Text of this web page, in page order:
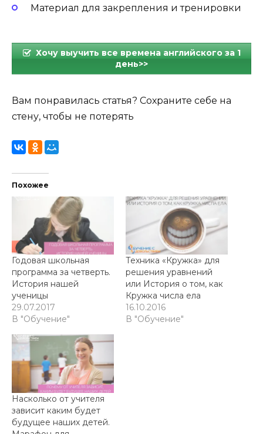
Материал для закрепления и тренировки
Хочу выучить все времена английского за 1
день>>
Вам понравилась статья? Сохраните себе на
стену, чтобы не потерять
Похожее
Годовая школьная
программа за четверть.
История нашей
ученицы
29.07.2017
В "Обучение"
Техника «Кружка» для
решения уравнений
или История о том, как
Кружка числа ела
16.10.2016
В "Обучение"
Насколько от учителя
зависит каким будет
будущее наших детей.